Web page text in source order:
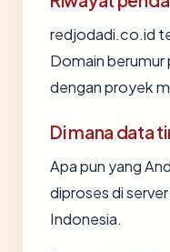
redjodadi.co.id
Domain berumur
dengan proyek
Di mana data
Apa pun yang
diproses di
Indonesia.